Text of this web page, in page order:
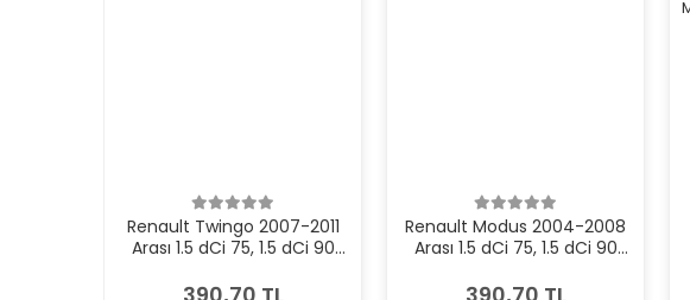
Renault Twingo 2007-2011
Arası 1.5 dCi 75, 1.5 dCi 90
390,70 TL
Renault Modus 2004-2008
Arası 1.5 dCi 75, 1.5 dCi 90
390,70 TL